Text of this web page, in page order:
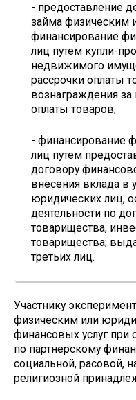
- предоставление
займа физическим
финансирование
лиц путем купли-
недвижимого
рассрочки оплаты
вознаграждения за
оплаты товаров;
- финансирование
лиц путем
договору
внесения вклада в
юридических лиц,
деятельности по
товарищества,
товарищества;
третьих лиц.
Участнику
физическим или
финансовых услуг при
по партнерскому
социальной, расовой,
религиозной